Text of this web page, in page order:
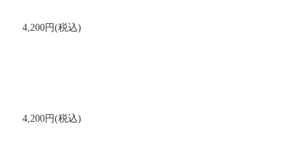
4,200円(税込)
4,200円(税込)